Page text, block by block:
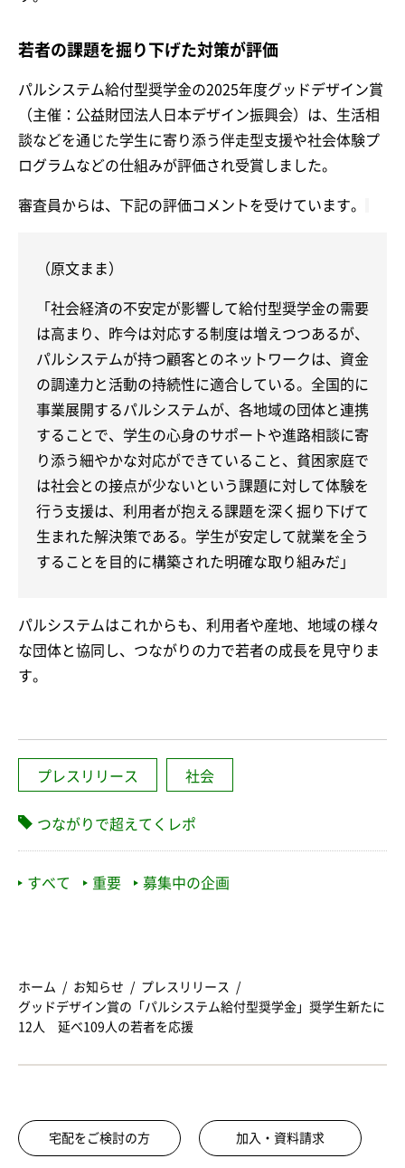
若者の課題を掘り下げた対策が評価
パルシステム給付型奨学金の2025年度グッドデザイン賞
（主催：公益財団法人日本デザイン振興会）は、生活相
談などを通じた学生に寄り添う伴走型支援や社会体験プ
ログラムなどの仕組みが評価され受賞しました。
審査員からは、下記の評価コメントを受けています。
（原文まま）
「社会経済の不安定が影響して給付型奨学金の需要
は高まり、昨今は対応する制度は増えつつあるが、
パルシステムが持つ顧客とのネットワークは、資金
の調達力と活動の持続性に適合している。全国的に
事業展開するパルシステムが、各地域の団体と連携
することで、学生の心身のサポートや進路相談に寄
り添う細やかな対応ができていること、貧困家庭で
は社会との接点が少ないという課題に対して体験を
行う支援は、利用者が抱える課題を深く掘り下げて
生まれた解決策である。学生が安定して就業を全う
することを目的に構築された明確な取り組みだ」
パルシステムはこれからも、利用者や産地、地域の様々
な団体と協同し、つながりの力で若者の成長を見守りま
す。
プレスリリース 社会
つながりで超えてくレポ
すべて 重要 募集中の企画
ホーム お知らせ
プレスリリース
グッドデザイン賞の「パルシステム給付型奨学金」奨学生新たに
12人 延べ109人の若者を応援
宅配をご検討の方 加入・資料請求